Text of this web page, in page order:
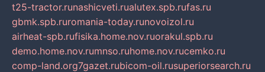
t25-tractor.runashicveti.rualutex.spb.rufas.ru
gbmk.spb.ruromania-today.runovoizol.ru
airheat-spb.rufisika.home.nov.ruorakul.spb.ru
demo.home.nov.rumnso.ruhome.nov.rucemko.ru
comp-land.org7gazet.rubicom-oil.rusuperiorsearch.ru